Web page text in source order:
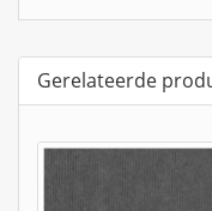
Gerelateerde